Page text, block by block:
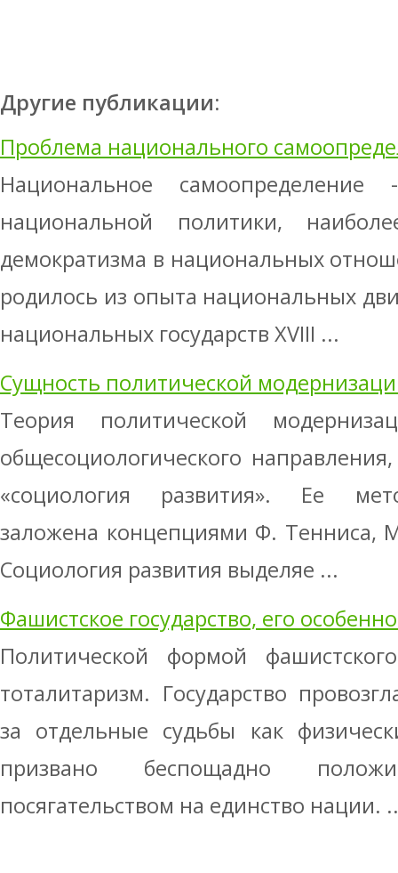
Другие публикации:
Проблема национального
Национальное
национальной политики,
демократизма в национальных
родилось из опыта национальных
национальных государств XVIII ...
Сущность политической
Теория политической
общесоциологического
«социология развития». Ее
заложена концепциями Ф. Тенниса,
Социология развития выделяе ...
Фашистское государство, его
Политической формой
тоталитаризм. Государство
за отдельные судьбы как
призвано беспощадно
посягательством на единство нации.